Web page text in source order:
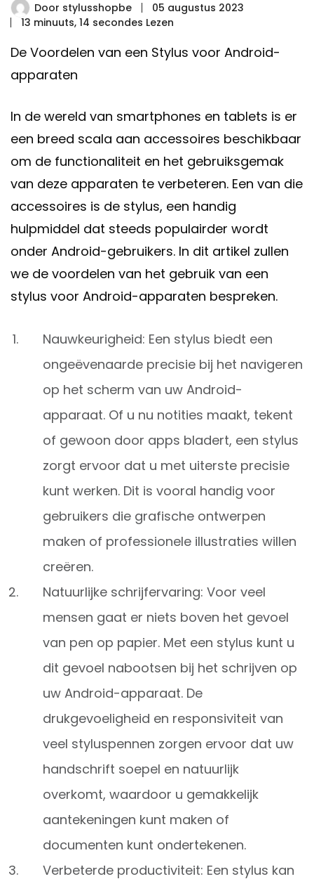
Door stylusshopbe
05 augustus 2023
13 minuuts, 14 secondes Lezen
De Voordelen van een Stylus voor Android-
apparaten
In de wereld van smartphones en tablets is er
een breed scala aan accessoires beschikbaar
om de functionaliteit en het gebruiksgemak
van deze apparaten te verbeteren. Een van die
accessoires is de stylus, een handig
hulpmiddel dat steeds populairder wordt
onder Android-gebruikers. In dit artikel zullen
we de voordelen van het gebruik van een
stylus voor Android-apparaten bespreken.
Nauwkeurigheid: Een stylus biedt een
ongeëvenaarde precisie bij het navigeren
op het scherm van uw Android-
apparaat. Of u nu notities maakt, tekent
of gewoon door apps bladert, een stylus
zorgt ervoor dat u met uiterste precisie
kunt werken. Dit is vooral handig voor
gebruikers die grafische ontwerpen
maken of professionele illustraties willen
creëren.
Natuurlijke schrijfervaring: Voor veel
mensen gaat er niets boven het gevoel
van pen op papier. Met een stylus kunt u
dit gevoel nabootsen bij het schrijven op
uw Android-apparaat. De
drukgevoeligheid en responsiviteit van
veel styluspennen zorgen ervoor dat uw
handschrift soepel en natuurlijk
overkomt, waardoor u gemakkelijk
aantekeningen kunt maken of
documenten kunt ondertekenen.
Verbeterde productiviteit: Een stylus kan